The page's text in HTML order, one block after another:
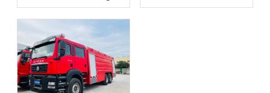
Matua o te Taraka Ahi
Waka Wai